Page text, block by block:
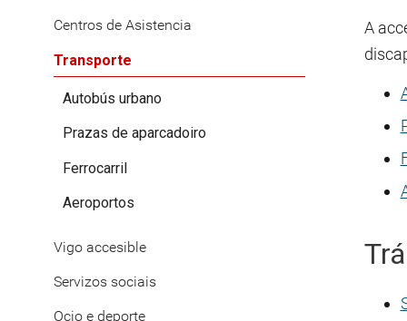
A
Centros de Asistencia
Transporte
Autobús urbano
Prazas de aparcadoiro
Ferrocarril
Aeroportos
Vigo accesible
Servizos sociais
Ocio e deporte